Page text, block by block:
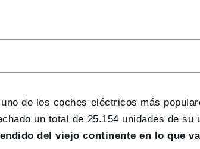
de los coches eléctricos más
un total de 25.154 unidades de
del viejo continente en lo que